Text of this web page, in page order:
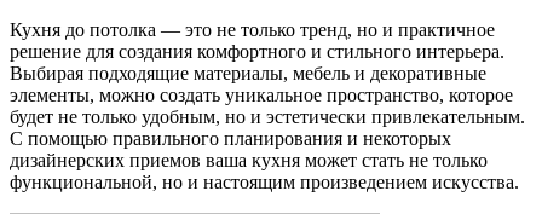
Кухня до потолка — это не только тренд, но и практичное
решение для создания комфортного и стильного интерьера.
Выбирая подходящие материалы, мебель и декоративные
элементы, можно создать уникальное пространство, которое
будет не только удобным, но и эстетически привлекательным.
С помощью правильного планирования и некоторых
дизайнерских приемов ваша кухня может стать не только
функциональной, но и настоящим произведением искусства.